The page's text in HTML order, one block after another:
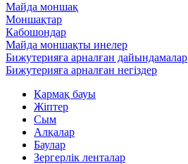
Майда моншақ
Моншақтар
Кабошондар
Майда моншақты инелер
Бижутерияға арналған дайындамалар
Бижутерияға арналған негіздер
Қармақ бауы
Жіптер
Сым
Алқалар
Баулар
Зергерлік ленталар